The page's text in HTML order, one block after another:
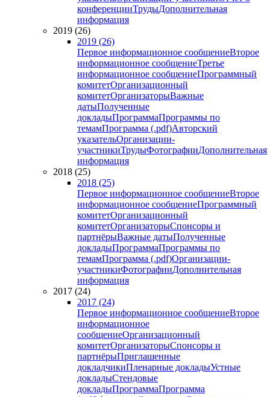
конференцииТрудыДополнительная
информация
2019 (26)
2019 (26)
Первое информационное сообщениеВторое
информационное сообщениеТретье
информационное сообщениеПрограммный
комитетОрганизационный
комитетОрганизаторыВажные
датыПолученные
докладыПрограммаПрограммы по
темамПрограмма (.pdf)Авторский
указательОрганизации-
участникиТрудыФотографииДополнительная
информация
2018 (25)
2018 (25)
Первое информационное сообщениеВторое
информационное сообщениеПрограммный
комитетОрганизационный
комитетОрганизаторыСпонсоры и
партнёрыВажные датыПолученные
докладыПрограммаПрограммы по
темамПрограмма (.pdf)Организации-
участникиФотографииДополнительная
информация
2017 (24)
2017 (24)
Первое информационное сообщениеВторое
информационное
сообщениеОрганизационный
комитетОрганизаторыСпонсоры и
партнёрыПриглашенные
докладчикиПленарные докладыУстные
докладыСтендовые
докладыПрограммаПрограмма